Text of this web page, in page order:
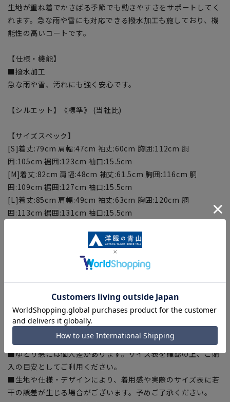
生地が重ね着でかさばる季節でも動きやすさをサポートしてく
れます。急な雨や雪にも対応できる撥水加工も施しており、機
能性の高いコートです。
【仕様・機能】
■撥水加工
急な雨や雪、汚れにも強く安心です。
【シルエット】《標準》 (当社比)
【サイズスペック】
[S]着丈:79cm 肩幅:47cm 袖丈:60cm 胸囲:112cm 胴
囲:105cm 裾囲:123cm 袖口:15.5cm
[M]着丈:82cm 肩幅:48cm 袖丈:61.5cm 胸囲:116cm 胴
囲:109cm 裾囲:127cm 袖口:15.5cm
[L]着丈:85cm 肩幅:49cm 袖丈:63cm 胸囲:120cm 胴
囲:113cm 裾囲:131cm 袖口:15.5cm
囲:117cm 裾囲:135cm 袖口:15.5cm
[3L]着丈:91cm 肩幅:51cm 袖丈:66cm 胸囲:128cm 胴
囲:121cm 裾囲:139cm 袖口:16cm
【商品に関するご注意】
■商品画像はサンプルのため、色味やサイズ等の仕様に変更が
ある場合がございますので、予めご了承ください。
■ゆとり感には個人差があります。サイズ表を確認の上、ご購
入の目安としてご利用ください。
■生地や仕様・デザインにより、着用感や実際のサイズ表に若
干の誤差が生じる場合がございます。予めご了承ください。